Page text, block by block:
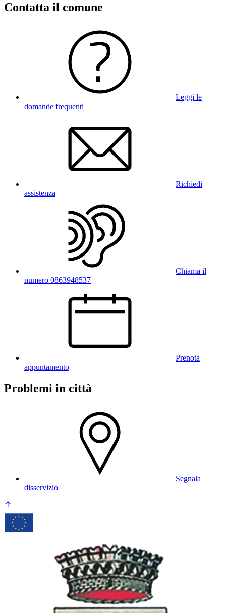
Contatta il comune
Leggi le
domande frequenti
Richiedi
assistenza
Chiama il
numero 0863948537
Prenota
appuntamento
Problemi in città
Segnala
disservizio